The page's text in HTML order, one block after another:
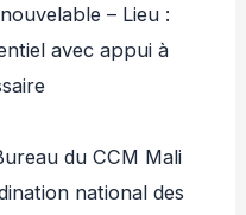
– Lieu :
avec appui à
du CCM Mali
national des